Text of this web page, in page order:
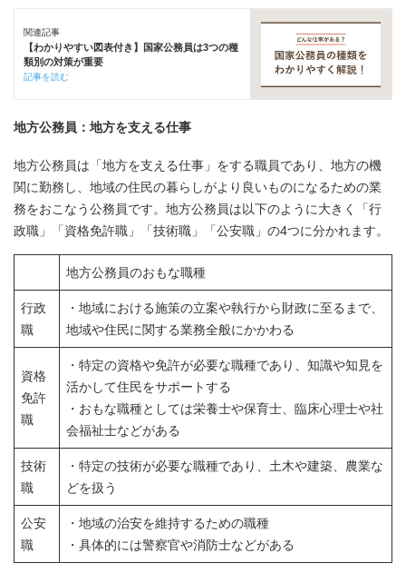
関連記事
【わかりやすい図表付き】国家公務員は3つの種
類別の対策が重要
記事を読む
地方公務員：地方を支える仕事
地方公務員は「地方を支える仕事」をする職員であり、地方の機
関に勤務し、地域の住民の暮らしがより良いものになるための業
務をおこなう公務員です。地方公務員は以下のように大きく「行
政職」「資格免許職」「技術職」「公安職」の4つに分かれます。
地方公務員のおもな職種
行政
職
・地域における施策の立案や執行から財政に至るまで、
地域や住民に関する業務全般にかかわる
資格
免許
職
・特定の資格や免許が必要な職種であり、知識や知見を
活かして住民をサポートする
・おもな職種としては栄養士や保育士、臨床心理士や社
会福祉士などがある
技術
職
・特定の技術が必要な職種であり、土木や建築、農業な
どを扱う
公安
職
・地域の治安を維持するための職種
・具体的には警察官や消防士などがある